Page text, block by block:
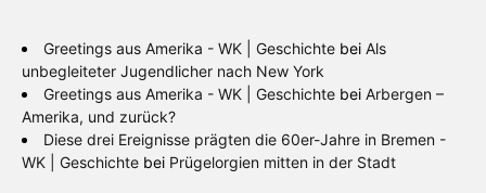
Greetings aus Amerika - WK | Geschichte bei Als
unbegleiteter Jugendlicher nach New York
Greetings aus Amerika - WK | Geschichte bei Arbergen –
Amerika, und zurück?
Diese drei Ereignisse prägten die 60er-Jahre in Bremen -
WK | Geschichte bei Prügelorgien mitten in der Stadt